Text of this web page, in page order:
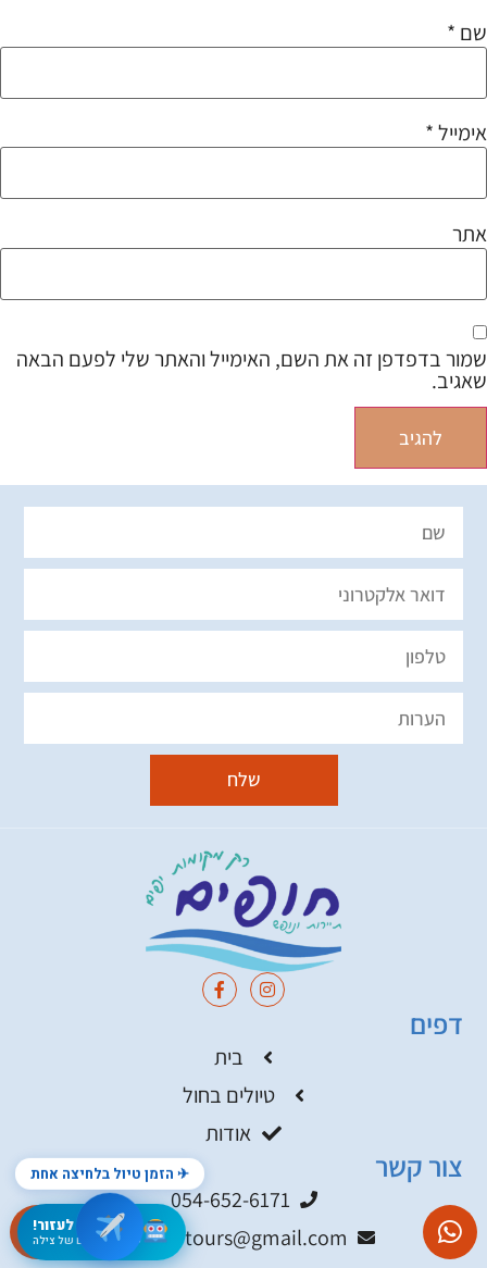
אני כאן לעזור!
● הסוכן החכם של צילה
שם *
אימייל*
אתר
שמור בדפדפן זה את השם, האימייל והאתר שלי לפעם הבאה
שאגיב.
שלח
דפים
בית
טיולים בחול
אודות
צור קשר
054-652-6171
hophimtours@gmail.com
✈ הזמן טיול בלחיצה אחת